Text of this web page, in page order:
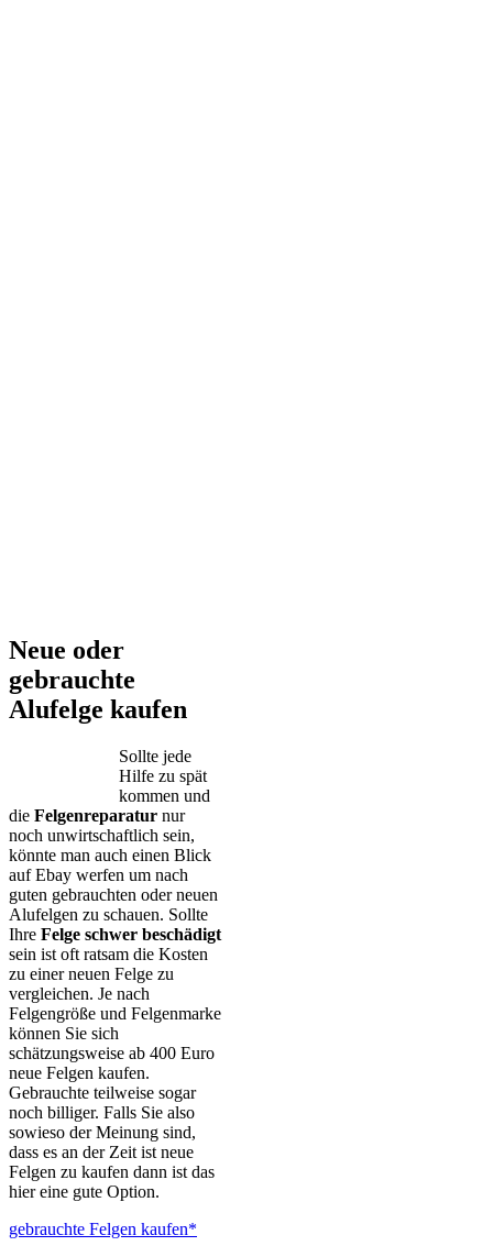
Neue oder
gebrauchte
Alufelge kaufen
Sollte jede
Hilfe zu spät
kommen und
die Felgenreparatur nur
noch unwirtschaftlich sein,
könnte man auch einen Blick
auf Ebay werfen um nach
guten gebrauchten oder neuen
Alufelgen zu schauen. Sollte
Ihre Felge schwer beschädigt
sein ist oft ratsam die Kosten
zu einer neuen Felge zu
vergleichen. Je nach
Felgengröße und Felgenmarke
können Sie sich
schätzungsweise ab 400 Euro
neue Felgen kaufen.
Gebrauchte teilweise sogar
noch billiger. Falls Sie also
sowieso der Meinung sind,
dass es an der Zeit ist neue
Felgen zu kaufen dann ist das
hier eine gute Option.
gebrauchte Felgen kaufen*